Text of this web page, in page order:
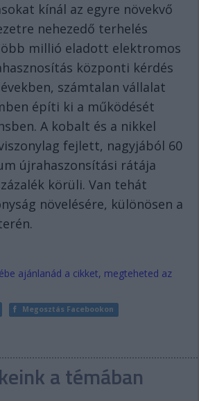
kínál az egyre növekvő
nehezedő terhelés
millió eladott elektromos
központi kérdés
számtalan vállalat
építi ki a működését
A kobalt és a nikkel
fejlett, nagyjából 60
újrahaszonsítási rátája
körüli. Van tehát
növelésére, különösen a
ajánlanád a cikket, megteheted az
Megosztás Facebookon
a témában